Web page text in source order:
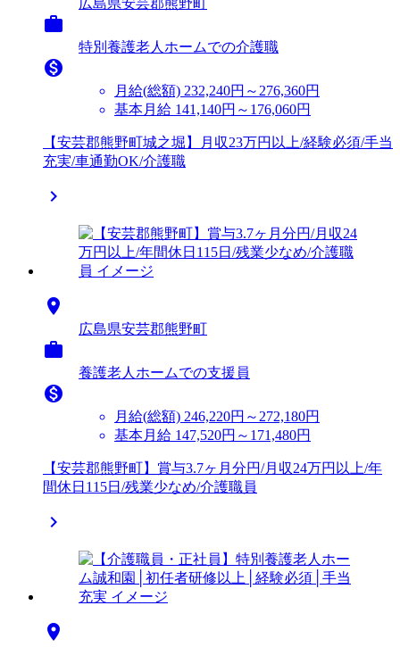

特別養護老人ホームでの介護職

月給(総額) 232,240円～276,360円
基本月給 141,140円～176,060円
【安芸郡熊野町城之堀】月収23万円以上/経験必須/手当
充実/車通勤OK/介護職


広島県安芸郡熊野町

養護老人ホームでの支援員

月給(総額) 246,220円～272,180円
基本月給 147,520円～171,480円
【安芸郡熊野町】賞与3.7ヶ月分円/月収24万円以上/年
間休日115日/残業少なめ/介護職員

